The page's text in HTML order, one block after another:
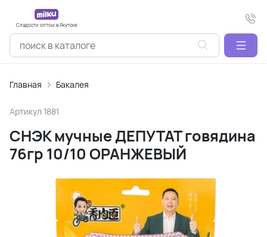
Сладости оптом в Якутске
Главная Бакалея
Артикул 1881
СНЭК мучные ДЕПУТАТ говядина
76гр 10/10 ОРАНЖЕВЫЙ